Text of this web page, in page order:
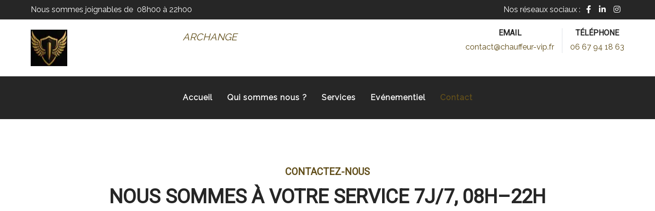
Nous sommes joignables de 08h00 à 22h00 Nos réseaux sociaux :
ARCHANGE
EMAIL
contact@chauffeur-vip.fr
TÉLÉPHONE
06 67 94 18 63
Accueil Qui sommes nous ? Services Evénementiel Contact
CONTACTEZ-NOUS
NOUS SOMMES À VOTRE SERVICE 7J/7, 08H–22H